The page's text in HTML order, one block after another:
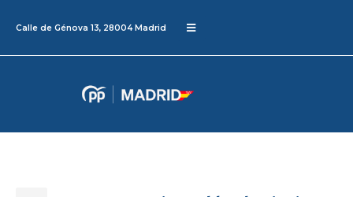
Calle de Génova 13, 28004 Madrid